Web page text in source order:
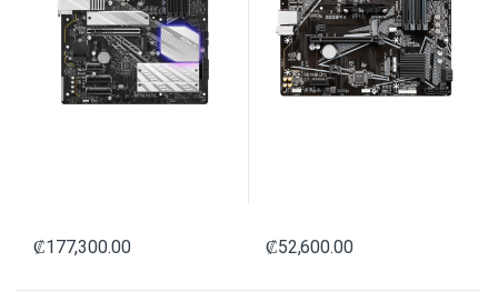
₡177,300.00 ₡52,600.00